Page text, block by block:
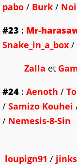
pabo / Burk /
#23 : Mr-
Snake_in_a_box /
Zalla et
#24 : Aenoth /
/ Samizo Kouhei
/ Nemesis-8-Sin
loupign91 / jinks